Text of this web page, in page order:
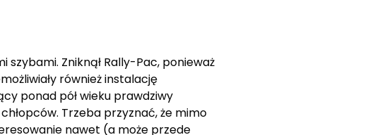
Zniknął Rally-Pac, ponieważ
również instalację
ponad pół wieku prawdziwy
Trzeba przyznać, że mimo
nawet (a może przede